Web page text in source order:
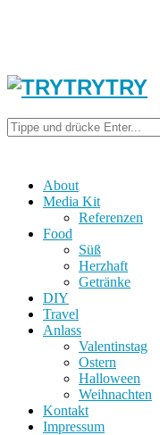
About
Media Kit
Referenzen
Food
Süß
Herzhaft
Getränke
DIY
Travel
Anlass
Valentinstag
Ostern
Halloween
Weihnachten
Kontakt
Impressum